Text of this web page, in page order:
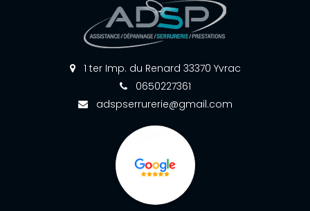
1 ter Imp. du Renard 33370 Yvrac
0650227361
adspserrurerie@gmail.com